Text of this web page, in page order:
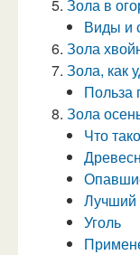
Зола в
Виды и
Зола
Зола, как
Польза
Зола
Что
Лучший
Уголь